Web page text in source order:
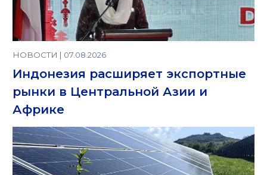
НОВОСТИ | 07.08.2026
Индонезия расширяет экспортные
рынки в Центральной Азии и
Африке